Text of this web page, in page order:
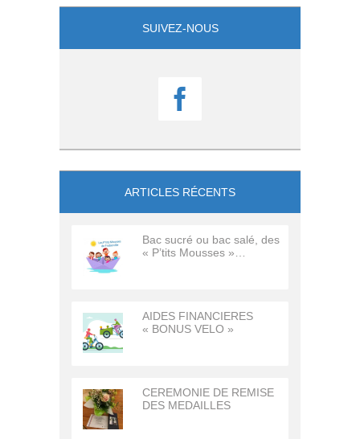
SUIVEZ-NOUS

ARTICLES RÉCENTS
Bac sucré ou bac salé, des
« P’tits Mousses »…
AIDES FINANCIERES
« BONUS VELO »
CEREMONIE DE REMISE
DES MEDAILLES